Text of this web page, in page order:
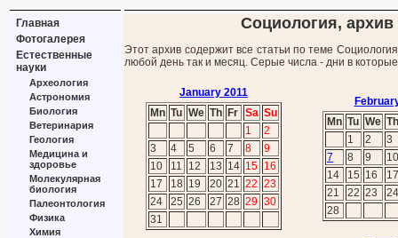
Главная
Фотогалерея
Естественные
науки
Археология
Астрономия
Биология
Ветеринария
Геология
Медицина и
здоровье
Молекулярная
биология
Палеонтология
Физика
Химия
Социология, архив
Этот архив содержит все статьи по теме
любой день так и месяц. Серые числа - дни в
January 2011
Mn Tu We Th Fr Sa Su
1
2
3
4 5 6 7 8
9
10
11 12 13 14 15 16
17
18 19 20 21 22 23
24
25 26 27 28 29 30
31
Mn Tu We Th
1
2
3
7
8 9
10
14
15 16
17
21
22 23
24
28